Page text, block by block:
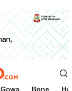
Gowa Bone